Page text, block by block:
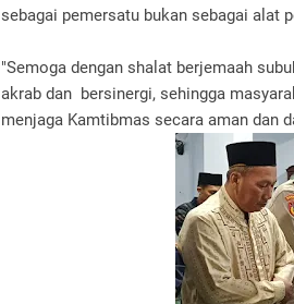
sebagai pemersatu bukan sebagai alat
"Semoga dengan shalat berjemaah
akrab dan bersinergi, sehingga
menjaga Kamtibmas secara aman dan